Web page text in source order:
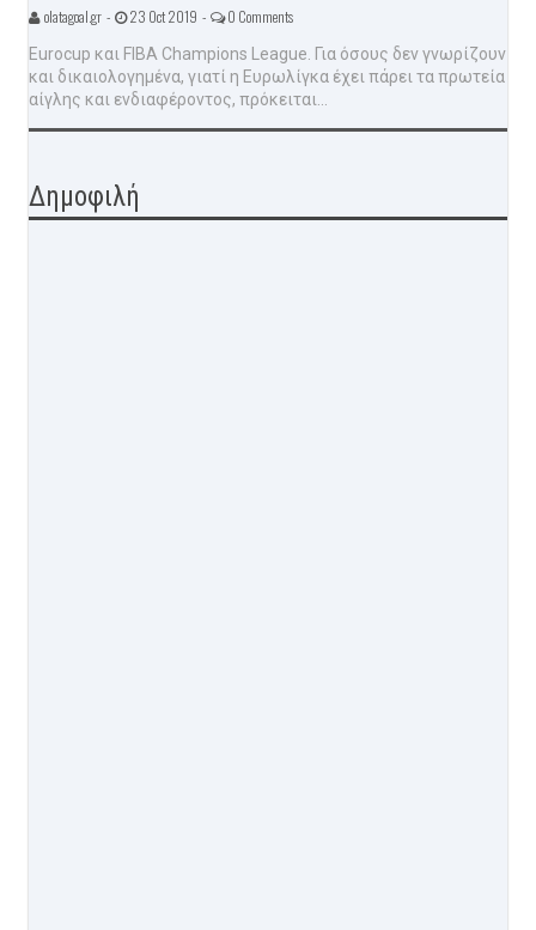
olatagoal.gr - 23 Oct 2019 - 0 Comments
Eurocup και FIBA Champions League. Για όσους δεν γνωρίζουν
και δικαιολογημένα, γιατί η Ευρωλίγκα έχει πάρει τα πρωτεία
αίγλης και ενδιαφέροντος, πρόκειται...
Δημοφιλή